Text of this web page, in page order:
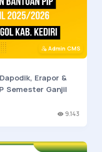
Admin CMS
Erapor &
Semester Ganjil
9.143